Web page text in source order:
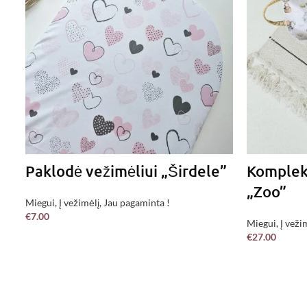
Paklodė vežimėliui „Širdele”
Miegui, Į vežimėlį, Jau pagaminta !
€7.00
„Zoo”
Miegui, Į
€27.00